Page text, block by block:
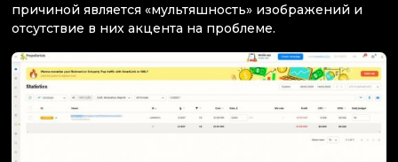
причиной является «мультяшность» изображений и
отсутствие в них акцента на проблеме.